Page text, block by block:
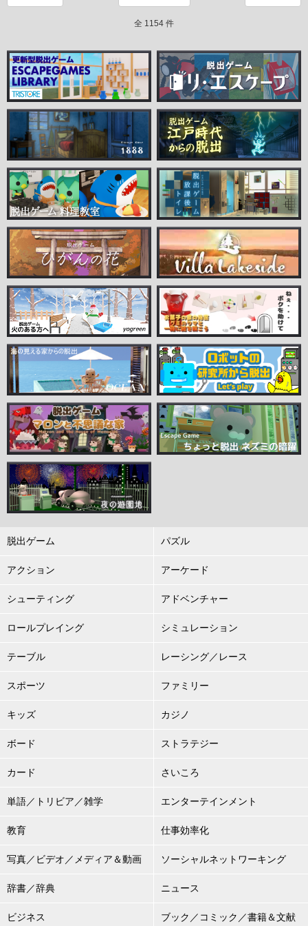
全 1154 件
脱出ゲーム パズル
アクション アーケード
シューティング アドベンチャー
ロールプレイング シミュレーション
テーブル レーシング／レース
スポーツ ファミリー
キッズ カジノ
ボード ストラテジー
カード さいころ
単語／トリビア／雑学 エンターテインメント
教育 仕事効率化
写真／ビデオ／メディア＆動画 ソーシャルネットワーキング
辞書／辞典 ニュース
ビジネス ブック／コミック／書籍＆文献